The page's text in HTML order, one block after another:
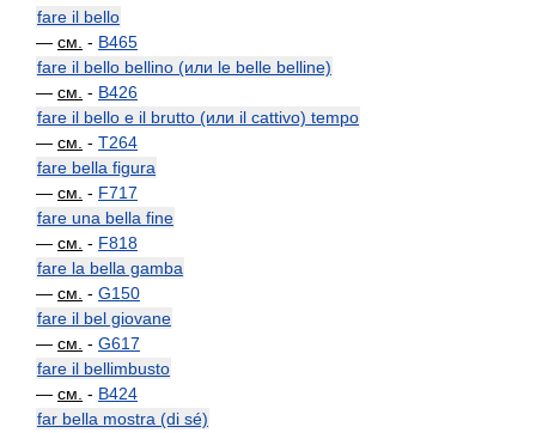
fare il bello
— см. - B465
fare il bello bellino (или le belle belline)
— см. - B426
fare il bello e il brutto (или il cattivo) tempo
— см. - T264
fare bella figura
— см. - F717
fare una bella fine
— см. - F818
fare la bella gamba
— см. - G150
fare il bel giovane
— см. - G617
fare il bellimbusto
— см. - B424
far bella mostra (di sé)